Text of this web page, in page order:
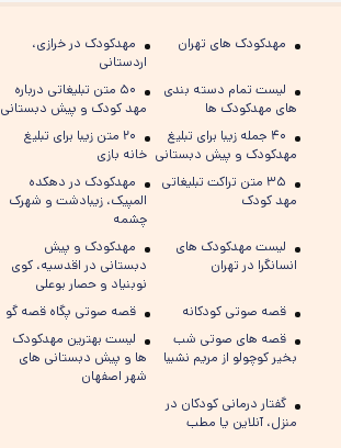
مهدکودک های تهران
مهدکودک در خرازی،
اردستانی
لیست تمام دسته بندی
های مهدکودک ها
۵۰ متن تبلیغاتی درباره
مهد کودک و پیش دبستانی
۴۰ جمله زیبا برای تبلیغ
مهدکودک و پیش دبستانی
۲۰ متن زیبا برای تبلیغ
خانه بازی
۳۵ متن تراکت تبلیغاتی
مهد کودک
مهدکودک در دهکده
المپیک، زیبادشت و شهرک
چشمه
لیست مهدکودک های
انسانگرا در تهران
مهدکودک و پیش
دبستانی در اقدسیه، کوی
نوبنیاد و حصار بوعلی
قصه صوتی کودکانه
قصه صوتی پگاه قصه گو
قصه های صوتی شب
بخیر کوچولو از مریم نشیبا
لیست بهترین مهدکودک
ها و پیش دبستانی های
شهر اصفهان
گفتار درمانی کودکان در
منزل، آنلاین یا مطب